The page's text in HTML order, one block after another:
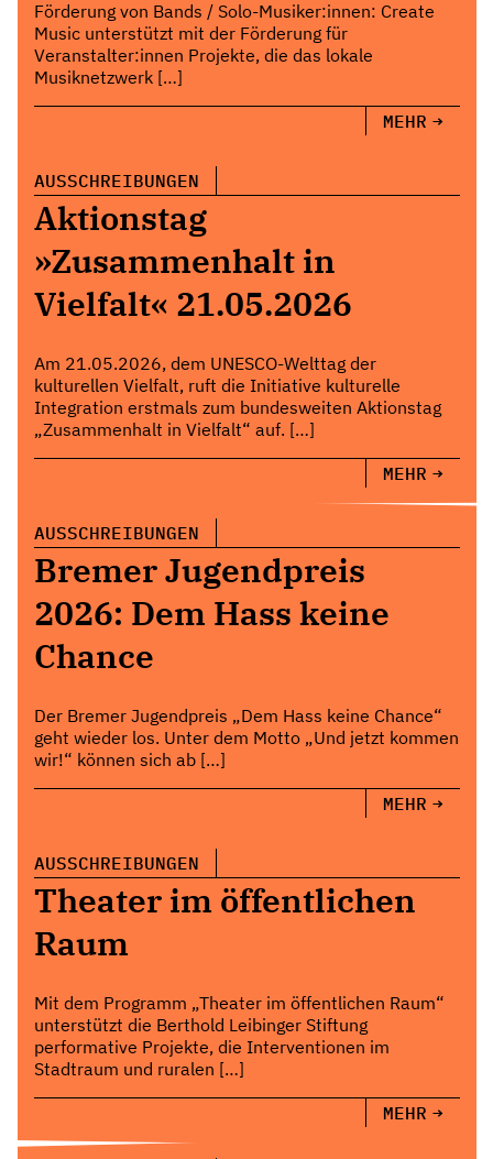
Förderung von Bands / Solo-Musiker:innen: Create
Music unterstützt mit der Förderung für
Veranstalter:innen Projekte, die das lokale
Musiknetzwerk […]
MEHR
AUSSCHREIBUNGEN
Aktionstag
»Zusammenhalt in
Vielfalt« 21.05.2026
Am 21.05.2026, dem UNESCO-Welttag der
kulturellen Vielfalt, ruft die Initiative kulturelle
Integration erstmals zum bundesweiten Aktionstag
„Zusammenhalt in Vielfalt“ auf. […]
MEHR
AUSSCHREIBUNGEN
Bremer Jugendpreis
2026: Dem Hass keine
Chance
Der Bremer Jugendpreis „Dem Hass keine Chance“
geht wieder los. Unter dem Motto „Und jetzt kommen
wir!“ können sich ab […]
MEHR
AUSSCHREIBUNGEN
Theater im öffentlichen
Raum
Mit dem Programm „Theater im öffentlichen Raum“
unterstützt die Berthold Leibinger Stiftung
performative Projekte, die Interventionen im
Stadtraum und ruralen […]
MEHR